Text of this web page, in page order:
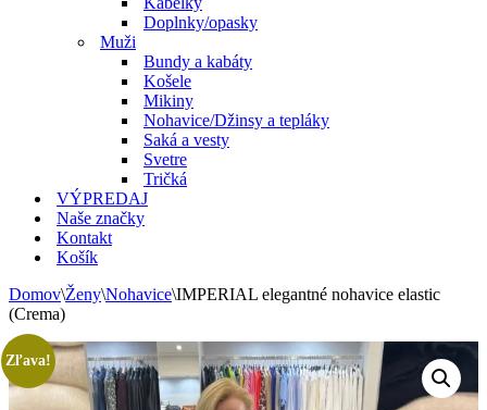
Doplnky/opasky
Muži
Bundy a kabáty
Košele
Mikiny
Nohavice/Džinsy a tepláky
Saká a vesty
Svetre
Tričká
VÝPREDAJ
Naše značky
Kontakt
Košík
Domov\Ženy\Nohavice\IMPERIAL elegantné nohavice elastic
(Crema)
Zľava!